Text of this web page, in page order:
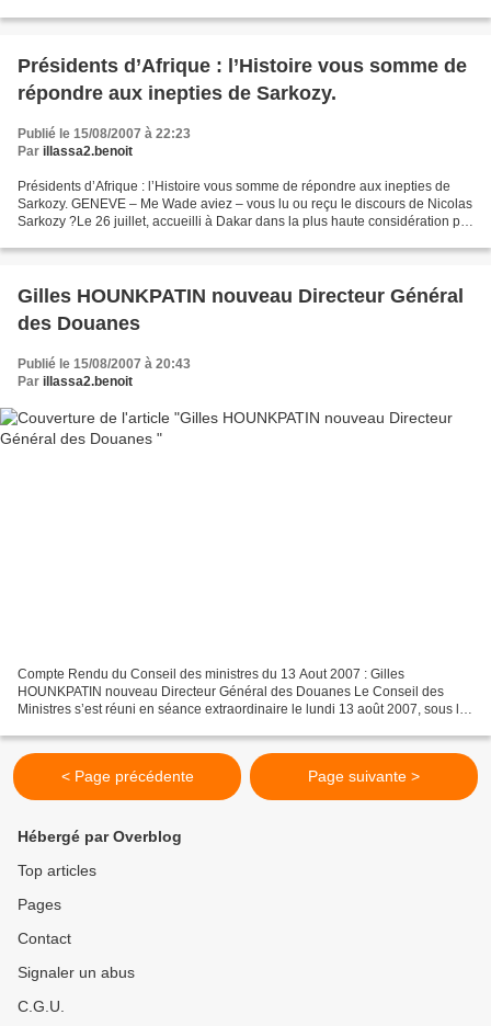
Présidents d’Afrique : l’Histoire vous somme de
répondre aux inepties de Sarkozy.
Publié le 15/08/2007 à 22:23
Par illassa2.benoit
Présidents d’Afrique : l’Histoire vous somme de répondre aux inepties de
Sarkozy. GENEVE – Me Wade aviez – vous lu ou reçu le discours de Nicolas
Sarkozy ?Le 26 juillet, accueilli à Dakar dans la plus haute considération par
Gilles HOUNKPATIN nouveau Directeur Général
des Douanes
Publié le 15/08/2007 à 20:43
Par illassa2.benoit
Compte Rendu du Conseil des ministres du 13 Aout 2007 : Gilles
HOUNKPATIN nouveau Directeur Général des Douanes Le Conseil des
Ministres s’est réuni en séance extraordinaire le lundi 13 août 2007, sous la
< Page précédente Page suivante >
Hébergé par Overblog
Top articles
Pages
Contact
Signaler un abus
C.G.U.